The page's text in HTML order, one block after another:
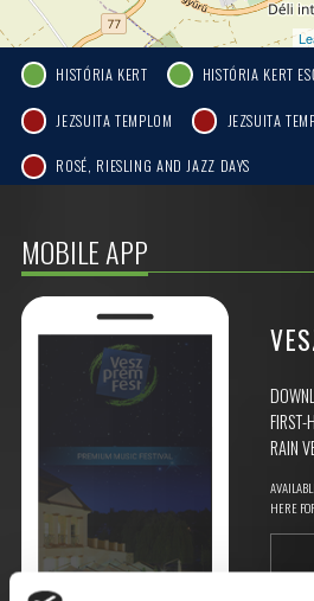
HISTÓRIA KERT HISTÓRIA KERT
JEZSUITA TEMPLOM JEZSUITA
ROSÉ, RIESLING AND JAZZ DAYS
MOBILE APP
FIRST-
RAIN
HERE